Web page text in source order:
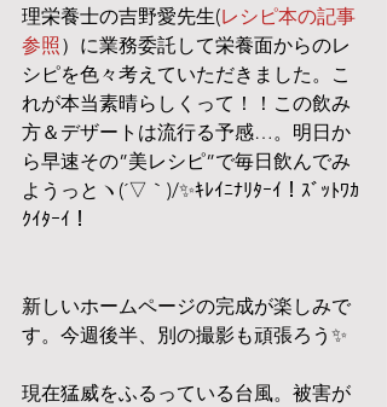
理栄養士の吉野愛先生(レシピ本の記事
参照 ）に業務委託して栄養面からのレ
シピを色々考えていただきました。こ
れが本当素晴らしくって！！この飲み
方＆デザートは流行る予感…。明日か
ら早速その”美レシピ”で毎日飲んでみ
ようっとヽ(´▽｀)/✨ｷﾚｲﾆﾅﾘﾀｰｲ！ｽﾞｯﾄﾜｶ
ｸｲﾀｰｲ！
新しいホームページの完成が楽しみで
す。今週後半、別の撮影も頑張ろう✨
現在猛威をふるっている台風。被害が